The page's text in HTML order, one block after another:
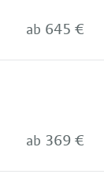
ab 645 €
ab 369 €